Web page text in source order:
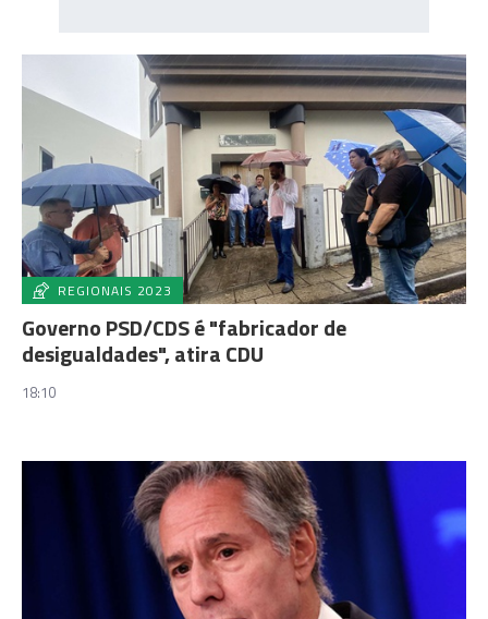
REGIONAIS 2023
Governo PSD/CDS é "fabricador de
desigualdades", atira CDU
18:10